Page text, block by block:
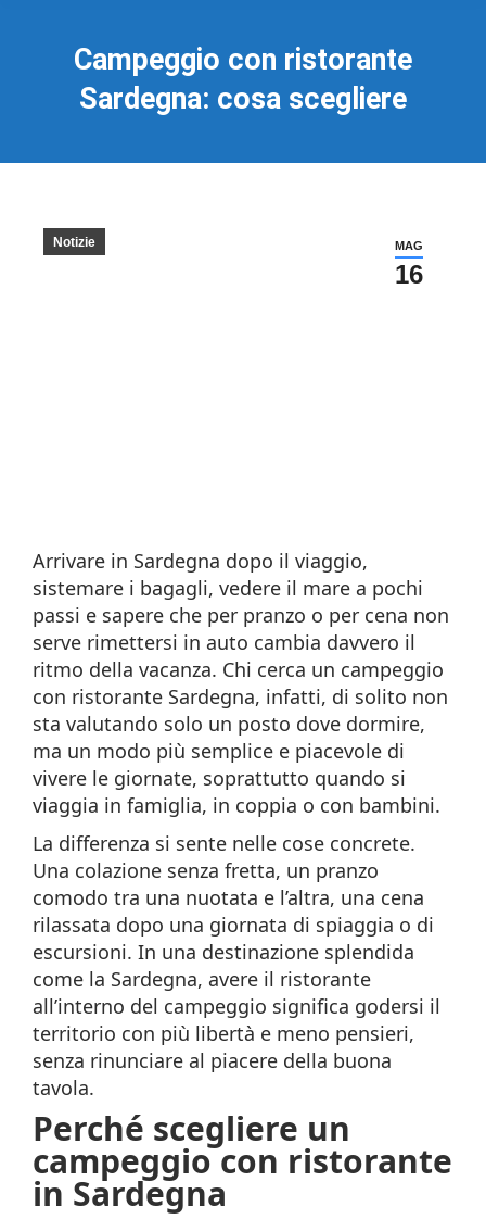
Campeggio con ristorante
Sardegna: cosa scegliere
MAG
16
Notizie
Arrivare in Sardegna dopo il viaggio,
sistemare i bagagli, vedere il mare a pochi
passi e sapere che per pranzo o per cena non
serve rimettersi in auto cambia davvero il
ritmo della vacanza. Chi cerca un campeggio
con ristorante Sardegna, infatti, di solito non
sta valutando solo un posto dove dormire,
ma un modo più semplice e piacevole di
vivere le giornate, soprattutto quando si
viaggia in famiglia, in coppia o con bambini.
La differenza si sente nelle cose concrete.
Una colazione senza fretta, un pranzo
comodo tra una nuotata e l’altra, una cena
rilassata dopo una giornata di spiaggia o di
escursioni. In una destinazione splendida
come la Sardegna, avere il ristorante
all’interno del campeggio significa godersi il
territorio con più libertà e meno pensieri,
senza rinunciare al piacere della buona
tavola.
Perché scegliere un
campeggio con ristorante
in Sardegna